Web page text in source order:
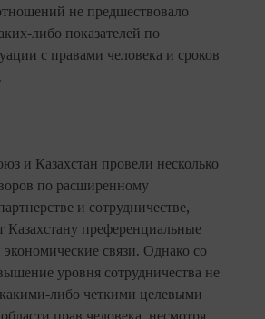
не предшествовало
либо показателей по
с правами человека и сроков
и Казахстан провели несколько
по расширенному
и сотрудничестве,
Казахстану преференциальные
связи. Однако со
уровня сотрудничества не
либо четкими целевыми